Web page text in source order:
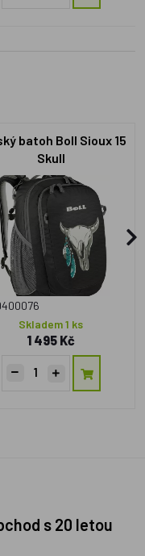
batoh Boll Sioux 15
Skull
Skladem 1 ks
1 495 Kč
s 20 letou